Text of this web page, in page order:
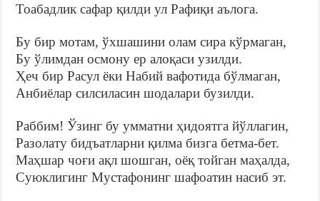
Тоабадлик сафар қилди ул Рафиқи аълога.
Бу бир мотам, ўхшашини олам сира кўрмаган,
Бу ўлимдан осмону ер алоқаси узилди.
Ҳеч бир Расул ёки Набий вафотида бўлмаган,
Анбиёлар силсиласин шодалари бузилди.
Раббим! Ўзинг бу умматни ҳидоятга йўллагин,
Разолату бидъатларни қилма бизга бетма-бет.
Маҳшар чоғи ақл шошган, оёқ тойган маҳалда,
Суюклигинг Мустафонинг шафоатин насиб эт.